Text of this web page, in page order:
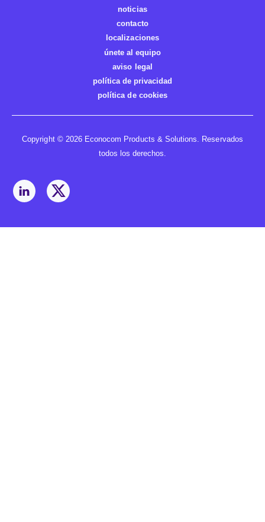
noticias
contacto
localizaciones
únete al equipo
aviso legal
política de privacidad
política de cookies
Copyright © 2026 Econocom Products & Solutions. Reservados
todos los derechos.